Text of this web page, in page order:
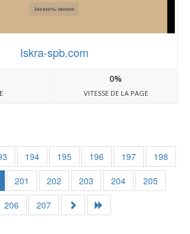
Iskra-spb.com
0%
VITESSE DE LA PAGE
194 195 196 197
198
201 202 203 204
205
206
207